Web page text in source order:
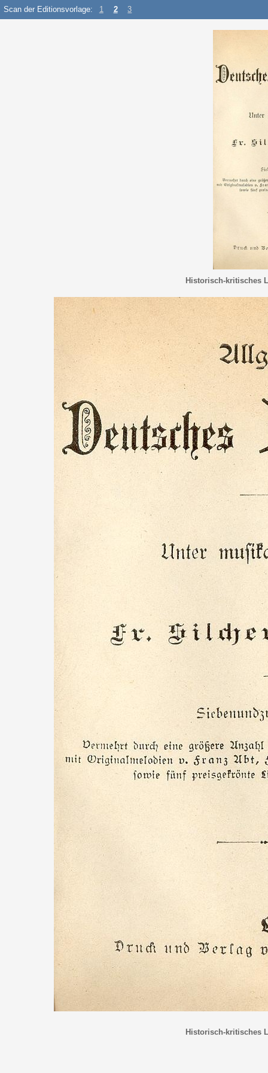
Scan der Editionsvorlage: 1 2 3
Historisch-kritisches
Historisch-kritisches